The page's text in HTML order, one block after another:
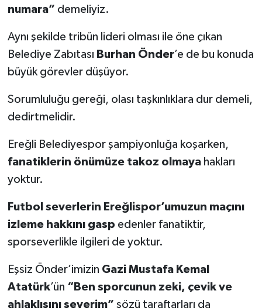
numara” demeliyiz.
Aynı şekilde tribün lideri olması ile öne çıkan
Belediye Zabıtası Burhan Önder’e de bu konuda
büyük görevler düşüyor.
Sorumluluğu gereği, olası taşkınlıklara dur demeli,
dedirtmelidir.
Ereğli Belediyespor şampiyonluğa koşarken,
fanatiklerin önümüze takoz olmayahakları
yoktur.
Futbol severlerin Ereğlispor’umuzun maçını
izleme hakkını gasp edenler fanatiktir,
sporseverlikle ilgileri de yoktur.
Eşsiz Önder’imizin Gazi Mustafa Kemal
Atatürk’ün “Ben sporcunun zeki, çevik ve
ahlaklısını severim” sözü taraftarları da